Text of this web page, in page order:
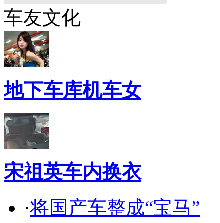
车友文化
地下车库机车女
宋祖英车内换衣
·将国产车整成“宝马”